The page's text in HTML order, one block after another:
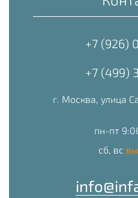
+7 (926)
+7 (499)
г. Москва, улица
пн-пт
сб, вс